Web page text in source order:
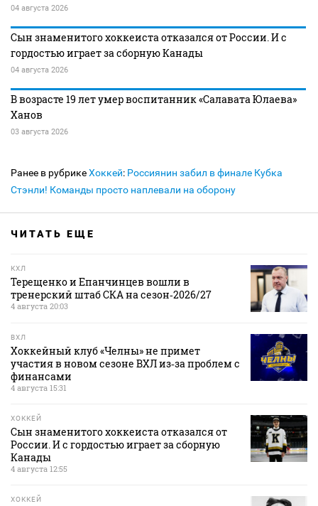
04 августа 2026
Сын знаменитого хоккеиста отказался от России. И с
гордостью играет за сборную Канады
04 августа 2026
В возрасте 19 лет умер воспитанник «Салавата Юлаева»
Ханов
03 августа 2026
Ранее в рубрикеХоккей: Россиянин забил в финале Кубка
Стэнли! Команды просто наплевали на оборону
ЧИТАТЬ ЕЩЕ
КХЛ
Терещенко и Епанчинцев вошли в
тренерский штаб СКА на сезон‑2026/27
4 августа 20:03
ВХЛ
Хоккейный клуб «Челны» не примет
участия в новом сезоне ВХЛ из‑за проблем с
финансами
4 августа 15:31
ХОККЕЙ
Сын знаменитого хоккеиста отказался от
России. И с гордостью играет за сборную
Канады
4 августа 12:55
ХОККЕЙ